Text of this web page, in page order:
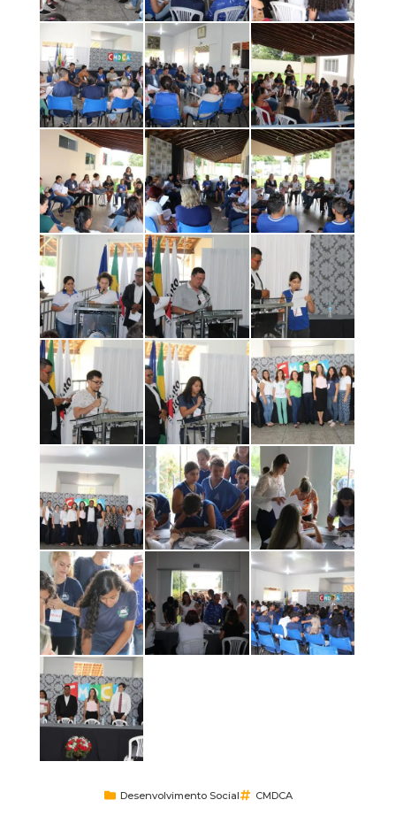
Desenvolvimento Social CMDCA